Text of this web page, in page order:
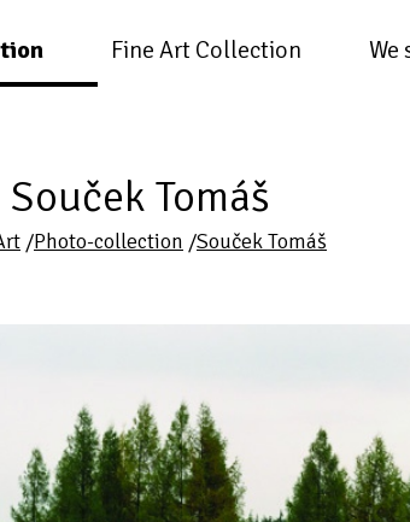
Fine Art Collection We
Souček Tomáš
/Photo-collection /Souček Tomáš